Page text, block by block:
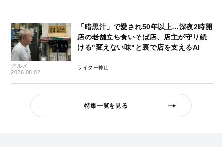
グルメ
2026.08.02
「暗黒汁」で愛され50年以上…深夜2時開
店の老舗立ち食いそば店、店主が守り続
ける"変えない味"と裏で店を支えるAI
ライター神山
特集一覧を見る